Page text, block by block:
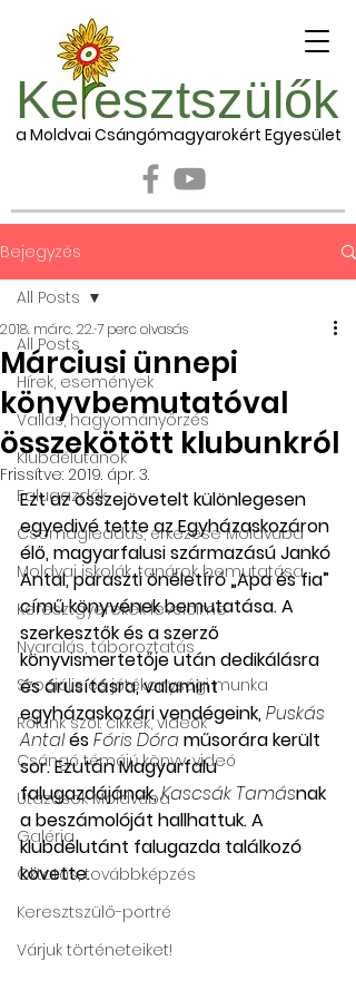
Ke esztszülők
a Moldvai Csángómagyarokért Egyesület
Bejegyzés
All Posts
Hírek, események
Vallás, hagyományőrzés
Klubdélutánok
Falugazdák
Csomagleadás, érkezése Moldvába
Moldvai iskolák, tanárok bemutatása
Keresztgyerekek levélcíme
Nyaralás, táboroztatás
Szociális és jótékonysági munka
Rólunk szól: cikkek, videók
Csángó témájú könyv, videó
Utazások Moldvába
Galéria
Oktatás, továbbképzés
Keresztszülő-portré
Várjuk történeteiket!
All Posts
Márciusi ünnepi
könyvbemutatóval
összekötött klubunkról
2018. márc. 22.7 perc olvasás
Frissítve: 2019. ápr. 3.
Ezt az összejövetelt különlegesen
egyedivé tette az Egyházaskozáron
élő, magyarfalusi származású Jankó
Antal, paraszti önéletíró „Apa és fia”
című könyvének bemutatása. A
szerkesztők és a szerző
könyvismertetője után dedikálásra
és árusításra, valamint
egyházaskozári vendégeink,Puskás
AntalésFóris Dóraműsorára került
sor. Ezután Magyarfalu
falugazdájának,Kascsák Tamásnak
a beszámolóját hallhattuk. A
klubdélutánt falugazda találkozó
követte.